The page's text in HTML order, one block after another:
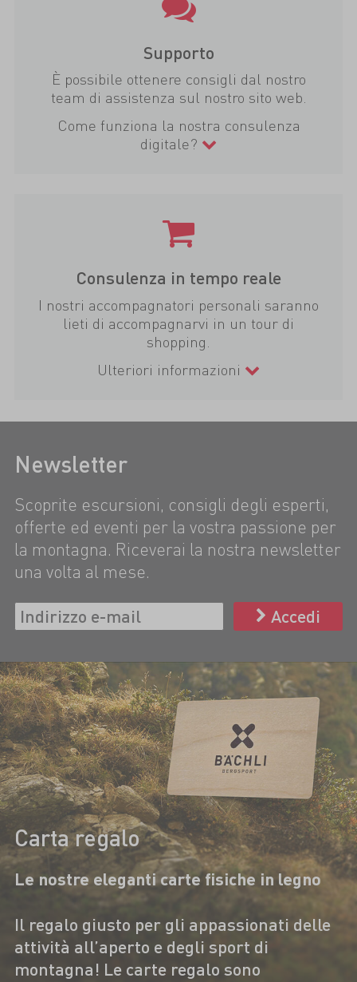
Supporto
È possibile ottenere consigli dal nostro
team di assistenza sul nostro sito web.
Come funziona la nostra consulenza
digitale?
Consulenza in tempo reale
I nostri accompagnatori personali saranno
lieti di accompagnarvi in un tour di
shopping.
Ulteriori informazioni
Newsletter
Scoprite escursioni, consigli degli esperti,
offerte ed eventi per la vostra passione per
la montagna. Riceverai la nostra newsletter
una volta al mese.
Accedi
Carta regalo
Le nostre eleganti carte fisiche in legno
Il regalo giusto per gli appassionati delle
attività all’aperto e degli sport di
montagna! Le carte regalo sono